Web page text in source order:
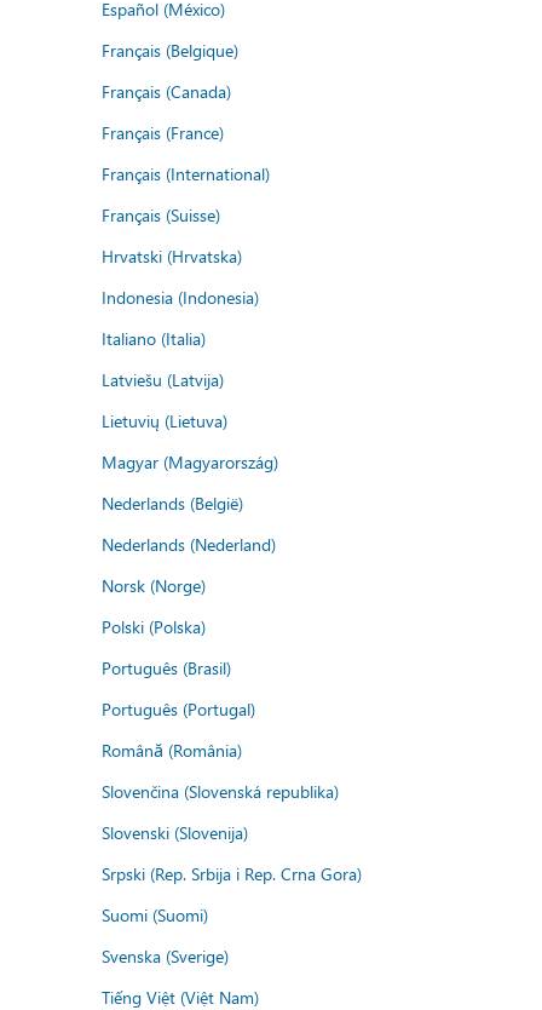
Español (México)
Français (Belgique)
Français (Canada)
Français (France)
Français (International)
Français (Suisse)
Hrvatski (Hrvatska)
Indonesia (Indonesia)
Italiano (Italia)
Latviešu (Latvija)
Lietuvių (Lietuva)
Magyar (Magyarország)
Nederlands (België)
Nederlands (Nederland)
Norsk (Norge)
Polski (Polska)
Português (Brasil)
Português (Portugal)
Română (România)
Slovenčina (Slovenská republika)
Slovenski (Slovenija)
Srpski (Rep. Srbija i Rep. Crna Gora)
Suomi (Suomi)
Svenska (Sverige)
Tiếng Việt (Việt Nam)